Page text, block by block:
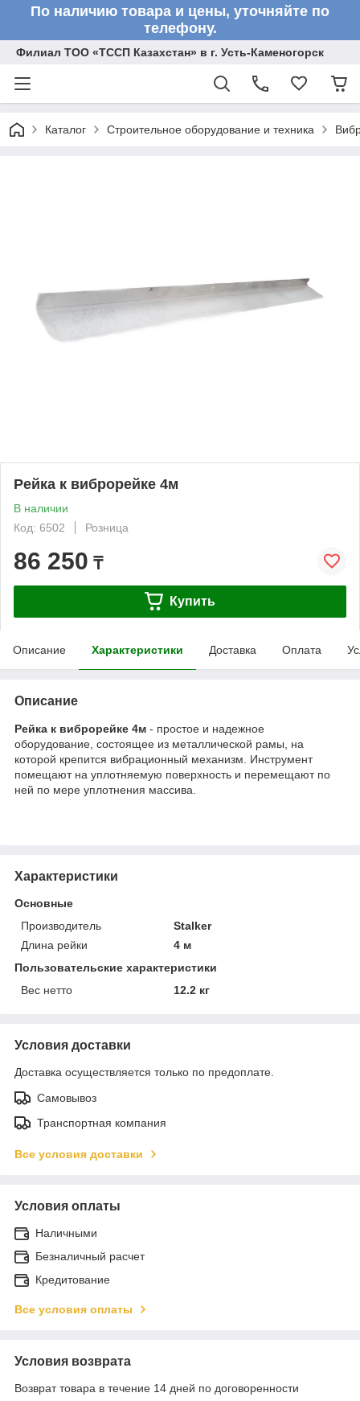
По наличию товара и цены, уточняйте по
телефону.
Филиал ТОО «ТССП Казахстан» в г. Усть-Каменогорск
Каталог Строительное оборудование и техника
Рейка к виброрейке 4м
В наличии
Код: 6502
Розница
86 250 ₸
Купить
Описание Характеристики Доставка Оплата
Описание
Рейка к виброрейке 4м - простое и надежное
оборудование, состоящее из металлической рамы, на
которой крепится вибрационный механизм. Инструмент
помещают на уплотняемую поверхность и перемещают по
ней по мере уплотнения массива.
Характеристики
Основные
Производитель
Stalker
Длина рейки
4 м
Пользовательские характеристики
Вес нетто
12.2 кг
Условия доставки
Доставка осуществляется только по предоплате.
Самовывоз
Транспортная компания
Все условия доставки
Условия оплаты
Наличными
Безналичный расчет
Кредитование
Все условия оплаты
Условия возврата
Возврат товара в течение 14 дней по договоренности